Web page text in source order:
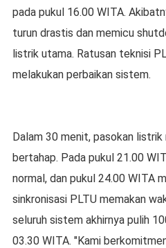
pada pukul 16.00 WITA.
turun drastis dan memicu
listrik utama. Ratusan teknisi
melakukan perbaikan sistem.
Dalam 30 menit, pasokan listrik
bertahap. Pada pukul 21.00
normal, dan pukul 24.00 WITA
sinkronisasi PLTU memakan
seluruh sistem akhirnya pulih
03.30 WITA. "Kami